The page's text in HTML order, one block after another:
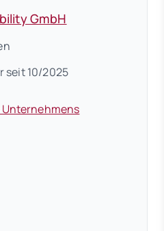
GmbH
seit 10/2025
Unternehmens